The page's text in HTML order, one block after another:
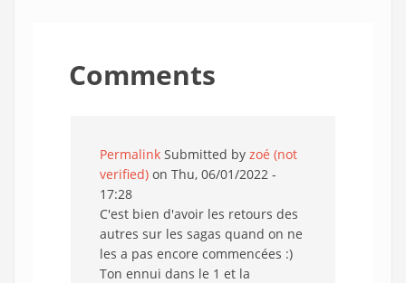
Comments
Permalink Submitted by zoé (not
verified) on Thu, 06/01/2022 -
17:28
C'est bien d'avoir les retours des
autres sur les sagas quand on ne
les a pas encore commencées :)
Ton ennui dans le 1 et la